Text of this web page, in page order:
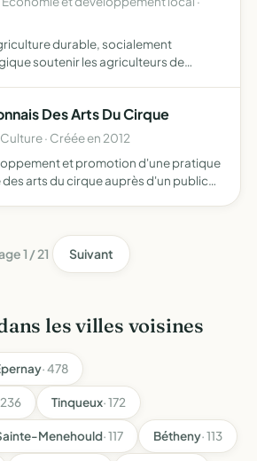
durable, socialement
soutenir les agriculteurs de
Des Arts Du Cirque
· Créée en 2012
et promotion d'une pratique
arts du cirque auprès d'un public
1 / 21 Suivant
les villes voisines
· 478
236 Tinqueux· 172
Menehould· 117 Bétheny· 113